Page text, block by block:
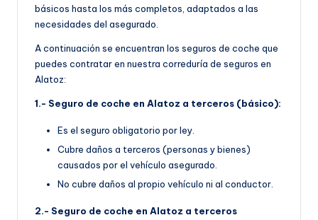
básicos hasta los más completos, adaptados a las
necesidades del asegurado.
A continuación se encuentran los seguros de coche que
puedes contratar en nuestra correduría de seguros en
Alatoz:
1.- Seguro de coche en Alatoz a terceros (básico):
Es el seguro obligatorio por ley.
Cubre daños a terceros (personas y bienes)
causados por el vehículo asegurado.
No cubre daños al propio vehículo ni al conductor.
2.- Seguro de coche en Alatoz a terceros